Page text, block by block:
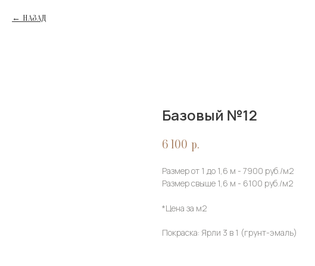
НАЗАД
Базовый №12
6 100 р.
Размер от 1 до 1,6 м - 7900 руб./м2
Размер свыше 1,6 м - 6100 руб./м2
*Цена за м2
Покраска: Ярли 3 в 1 (грунт-эмаль)